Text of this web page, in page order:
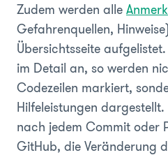
Zudem werden alle
Gefahrenquellen,
Übersichtsseite
im Detail an, so werden
Codezeilen markiert,
Hilfeleistungen
nach jedem Commit oder
GitHub, die Veränderung